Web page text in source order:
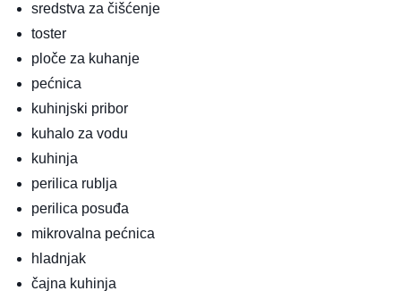
sredstva za čišćenje
toster
ploče za kuhanje
pećnica
kuhinjski pribor
kuhalo za vodu
kuhinja
perilica rublja
perilica posuđa
mikrovalna pećnica
hladnjak
čajna kuhinja